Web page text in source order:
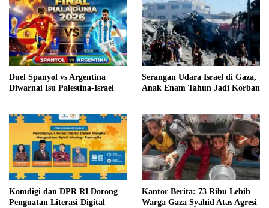
Duel Spanyol vs Argentina
Diwarnai Isu Palestina-Israel
Serangan Udara Israel di Gaza,
Anak Enam Tahun Jadi Korban
Komdigi dan DPR RI Dorong
Penguatan Literasi Digital
Kantor Berita: 73 Ribu Lebih
Warga Gaza Syahid Atas Agresi